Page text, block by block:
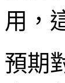
用，
預期